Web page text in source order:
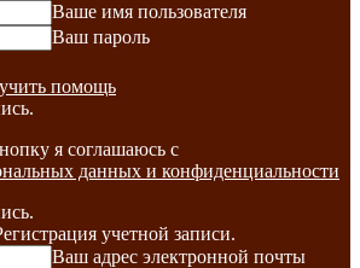
Ваше имя пользователя
Ваш пароль
помощь
я соглашаюсь с
данных и конфиденциальности
учетной записи.
Ваш адрес электронной почты